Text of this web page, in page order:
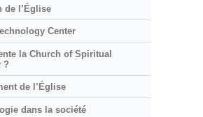
de l’Église
Center
la Church of Spiritual
?
de l’Église
dans la société